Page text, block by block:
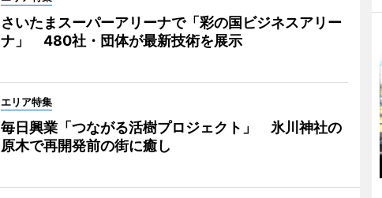
さいたまスーパーアリーナで「彩の国ビジネスアリー
ナ」 480社・団体が最新技術を展示
エリア特集
毎日興業「つながる活樹プロジェクト」 氷川神社の
原木で再開発前の街に癒し